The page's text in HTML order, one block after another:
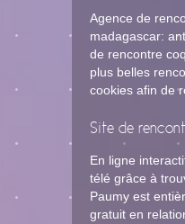
Agence de
madagascar:
de rencontre
plus belles
cookies afin de
Site de
En ligne
télé grâce à
Paumy est
gratuit en